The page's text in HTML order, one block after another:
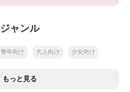
ジャンル
青年向け 大人向け 少女向け
もっと見る